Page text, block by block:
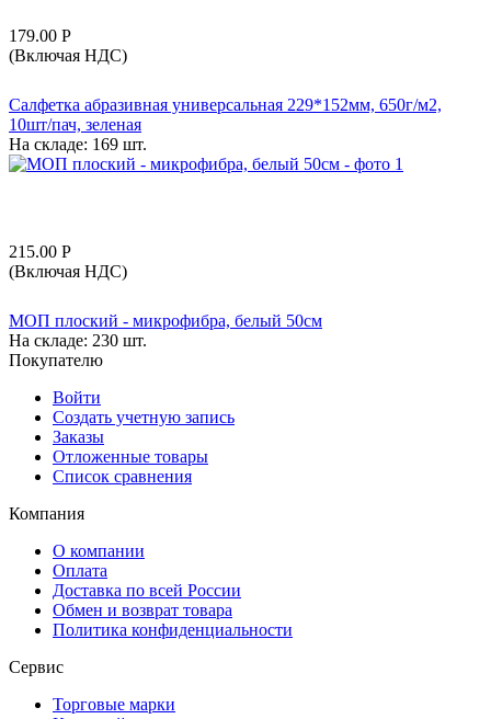
179.00 Р
(Включая НДС)
Салфетка абразивная универсальная 229*152мм, 650г/м2,
10шт/пач, зеленая
На складе: 169 шт.
215.00 Р
(Включая НДС)
МОП плоский - микрофибра, белый 50см
На складе: 230 шт.
Покупателю
Войти
Создать учетную запись
Заказы
Отложенные товары
Список сравнения
Компания
О компании
Оплата
Доставка по всей России
Обмен и возврат товара
Политика конфиденциальности
Сервис
Торговые марки